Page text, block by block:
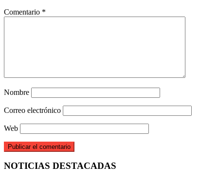
Comentario *
Nombre
Correo electrónico
Web
NOTICIAS DESTACADAS